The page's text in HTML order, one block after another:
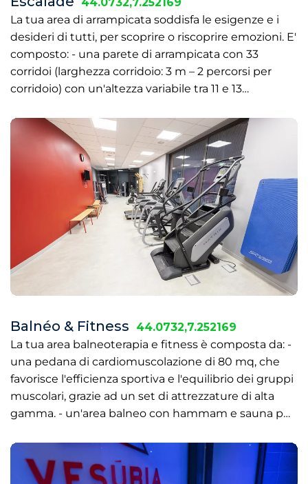
44.0732,7.252169
La tua area di arrampicata soddisfa le esigenze e i
desideri di tutti, per scoprire o riscoprire emozioni. E'
composto: - una parete di arrampicata con 33
corridoi (larghezza corridoio: 3 m – 2 percorsi per
corridoio) con un'altezza variabile tra 11 e 13…
Balnéo & Fitness
44.0732,7.252169
La tua area balneoterapia e fitness è composta da: -
una pedana di cardiomuscolazione di 80 mq, che
favorisce l'efficienza sportiva e l'equilibrio dei gruppi
muscolari, grazie ad un set di attrezzature di alta
gamma. - un'area balneo con hammam e sauna p…